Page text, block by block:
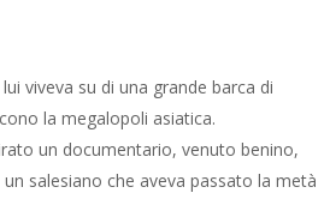
viveva su di una grande barca di
la megalopoli asiatica.
un documentario, venuto benino,
salesiano che aveva passato la metà